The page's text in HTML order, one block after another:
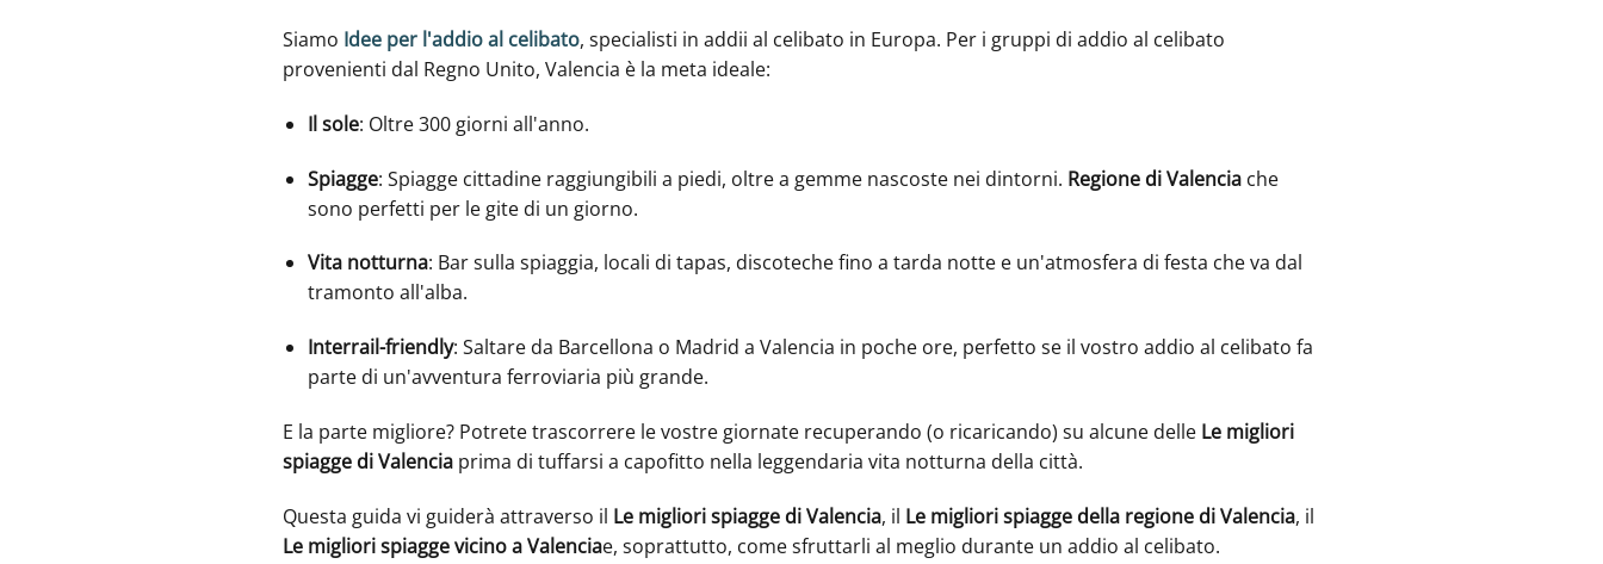
Siamo Idee per l'addio al celibato, specialisti in addii al celibato in Europa. Per i gruppi di addio al celibato
provenienti dal Regno Unito, Valencia è la meta ideale:
Il sole: Oltre 300 giorni all'anno.
Spiagge: Spiagge cittadine raggiungibili a piedi, oltre a gemme nascoste nei dintorni. Regione di Valenciache
sono perfetti per le gite di un giorno.
Vita notturna: Bar sulla spiaggia, locali di tapas, discoteche fino a tarda notte e un'atmosfera di festa che va dal
tramonto all'alba.
Interrail-friendly: Saltare da Barcellona o Madrid a Valencia in poche ore, perfetto se il vostro addio al celibato fa
parte di un'avventura ferroviaria più grande.
E la parte migliore? Potrete trascorrere le vostre giornate recuperando (o ricaricando) su alcune delle Le migliori
spiagge di Valencia prima di tuffarsi a capofitto nella leggendaria vita notturna della città.
Questa guida vi guiderà attraverso il Le migliori spiagge di Valencia, il Le migliori spiagge della regione di Valencia, il
Le migliori spiagge vicino a Valenciae, soprattutto, come sfruttarli al meglio durante un addio al celibato.